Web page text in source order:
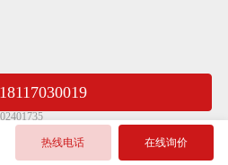
18117030019
热线电话 在线询价